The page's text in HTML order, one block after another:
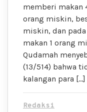
memberi makan
orang miskin,
miskin, dan
makan 1 orang
Qudamah
(13/514) bahwa
kalangan para […]
Redaksi